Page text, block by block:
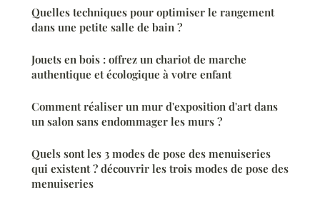
Quelles techniques pour optimiser le rangement
dans une petite salle de bain ?
Jouets en bois : offrez un chariot de marche
authentique et écologique à votre enfant
Comment réaliser un mur d'exposition d'art dans
un salon sans endommager les murs ?
Quels sont les 3 modes de pose des menuiseries
qui existent ? découvrir les trois modes de pose des
menuiseries